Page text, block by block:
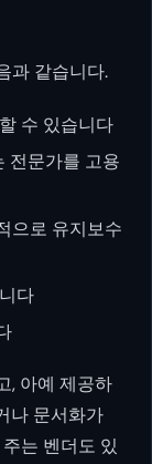
과 같습니다.
수 있습니다
전문가를 고용
으로 유지보수
다
, 아예 제공하
나 문서화가
는 벤더도 있